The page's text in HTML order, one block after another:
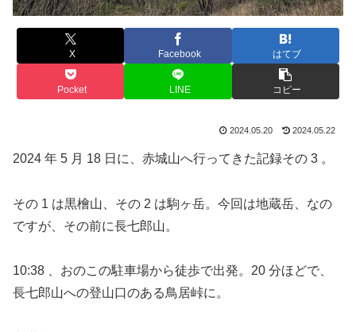
X Facebook はてブ
Pocket LINE コピー
2024.05.20 2024.05.22
2024 年 5 月 18 日に、赤城山へ行ってきた記録その 3 。
その 1 は黒檜山、その 2 は駒ヶ岳。今回は地蔵岳、なの
ですが、その前に長七郎山。
10:38 、おのこの駐車場から徒歩で出発。20 分ほどで、
長七郎山への登山口のある鳥居峠に。